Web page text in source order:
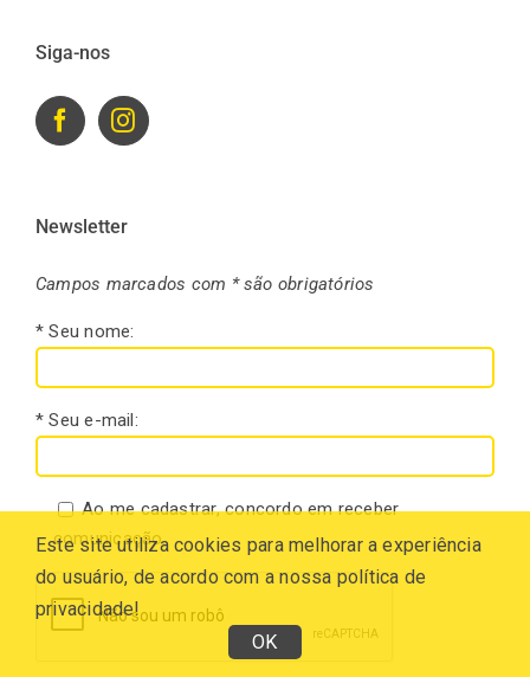
Siga-nos
Newsletter
Campos marcados com * são obrigatórios
* Seu nome:
* Seu e-mail:
Ao me cadastrar, concordo em receber
comunicação.
Este site utiliza cookies para melhorar a experiência
do usuário, de acordo com a nossa política de
privacidade!
OK